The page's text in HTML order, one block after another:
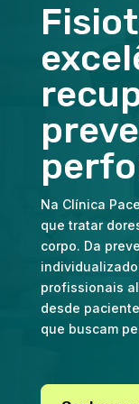
Na Clínica
que tratar
corpo. Da
profissionais
desde
que buscam